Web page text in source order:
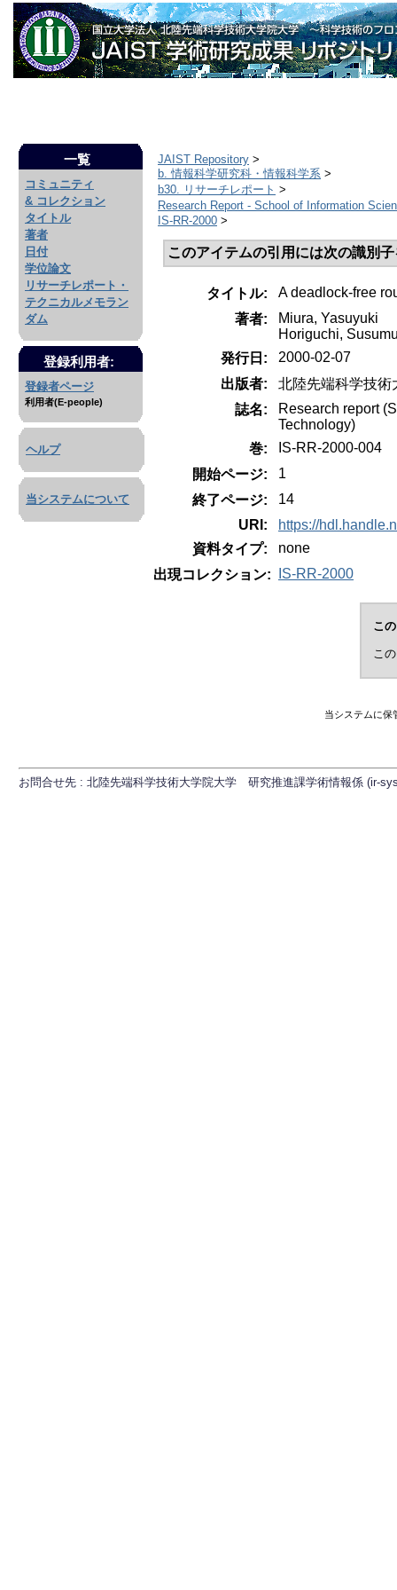
一覧
コミュニティ
& コレクション
タイトル
著者
日付
学位論文
リサーチレポート・
テクニカルメモラン
ダム
登録利用者:
登録者ページ
利用者(E-people)
ヘルプ
当システムについて
JAIST Repository >
b. 情報科学研究科・情報科学系 >
b30. リサーチレポート >
Research Report - School of Information
IS-RR-2000 >
このアイテムの引用には次の識別
タイトル:
A deadlock-free
著者:
Miura, Yasuyuki
Horiguchi,
発行日:
2000-02-07
出版者:
北陸先端科学技術
誌名:
Research report
Technology)
巻:
IS-RR-2000-004
開始ページ:
1
終了ページ:
14
URI:
https://
資料タイプ:
none
出現コレクション:
IS-RR-2000
こ
こ
当システムに保
お問合せ先 : 北陸先端科学技術大学院大学 研究推進課学術情報係 (ir-